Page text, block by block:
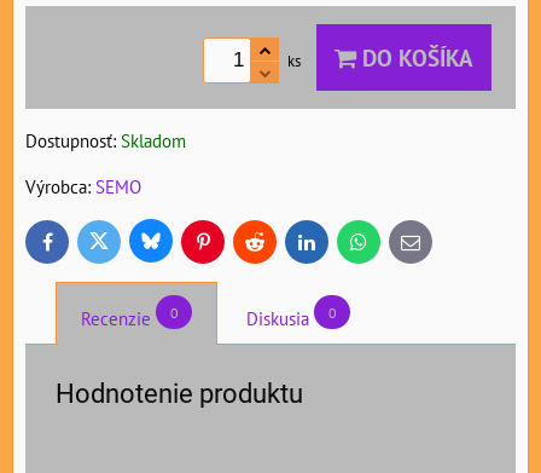
ks DO KOŠÍKA
Dostupnosť: Skladom
Výrobca: SEMO
FacebookTwitter BlueskyPinterestReddit LinkedInWhatsApp
E-
mail
Recenzie 0 Diskusia 0
Hodnotenie produktu